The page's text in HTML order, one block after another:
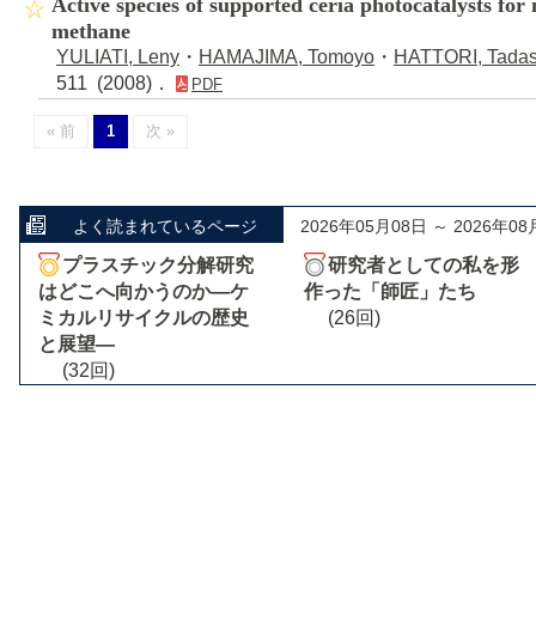
methane
YULIATI, Leny ・ HAMAJIMA, Tomoyo ・ HATTORI,
511 (2008)．
PDF
« 前 1 次 »
よく読まれているページ 2026年05月08日 ～ 2026年08
プラスチック分解研究
はどこへ向かうのか―ケ
ミカルリサイクルの歴史
と展望―
(32回)
研究者としての私を形
作った「師匠」たち
(26回)